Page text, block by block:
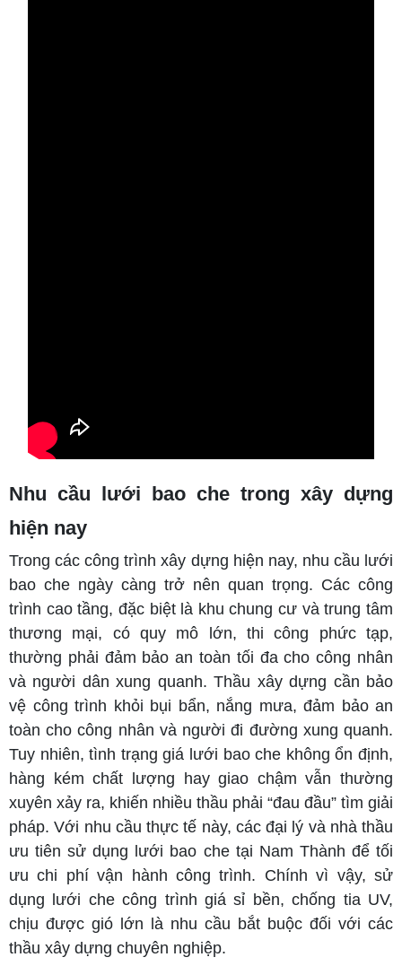
Nhu cầu lưới bao che trong xây dựng
hiện nay
Trong các công trình xây dựng hiện nay, nhu cầu lưới
bao che ngày càng trở nên quan trọng. Các công
trình cao tầng, đặc biệt là khu chung cư và trung tâm
thương mại, có quy mô lớn, thi công phức tạp,
thường phải đảm bảo an toàn tối đa cho công nhân
và người dân xung quanh. Thầu xây dựng cần bảo
vệ công trình khỏi bụi bẩn, nắng mưa, đảm bảo an
toàn cho công nhân và người đi đường xung quanh.
Tuy nhiên, tình trạng giá lưới bao che không ổn định,
hàng kém chất lượng hay giao chậm vẫn thường
xuyên xảy ra, khiến nhiều thầu phải “đau đầu” tìm giải
pháp. Với nhu cầu thực tế này, các đại lý và nhà thầu
ưu tiên sử dụng lưới bao che tại Nam Thành để tối
ưu chi phí vận hành công trình. Chính vì vậy, sử
dụng lưới che công trình giá sỉ bền, chống tia UV,
chịu được gió lớn là nhu cầu bắt buộc đối với các
thầu xây dựng chuyên nghiệp.